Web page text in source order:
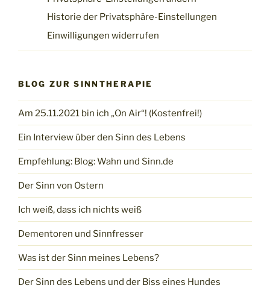
Historie der Privatsphäre-Einstellungen
Einwilligungen widerrufen
BLOG ZUR SINNTHERAPIE
Am 25.11.2021 bin ich „On Air“! (Kostenfrei!)
Ein Interview über den Sinn des Lebens
Empfehlung: Blog: Wahn und Sinn.de
Der Sinn von Ostern
Ich weiß, dass ich nichts weiß
Dementoren und Sinnfresser
Was ist der Sinn meines Lebens?
Der Sinn des Lebens und der Biss eines Hundes